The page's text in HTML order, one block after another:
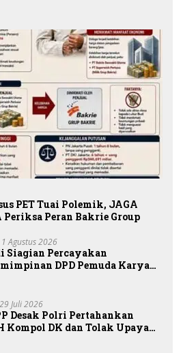
PET Tuai Polemik, JAGA
Peran Bakrie Group
Agustus 2026
Siagian Percayakan
DPD Pemuda Karya
Juli 2026
Desak Polri Pertahankan
Kompol DK dan Tolak Upaya